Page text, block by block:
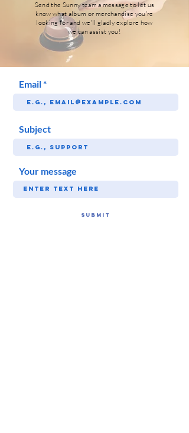
Send the Sunny team a message to let us
know what album or merchandise you're
looking for and we'll gladly explore how
we can assist you!
Email
Subject
Your message
SUBMIT